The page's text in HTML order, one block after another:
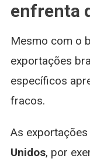
enfrenta
Mesmo com o
exportações
específicos
fracos.
As
Unidos, por